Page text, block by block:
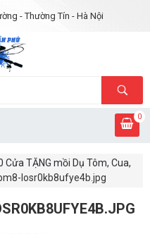
- Thường Tín - Hà Nội
0
Cửa TẶNG mồi Dụ Tôm, Cua,
losr0kb8ufye4b.jpg